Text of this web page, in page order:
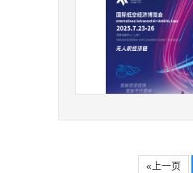
«上一页